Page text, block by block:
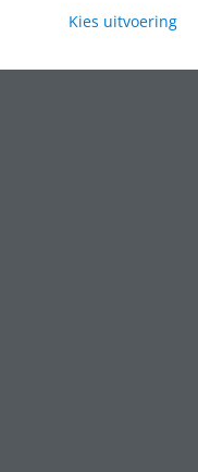
Kies uitvoering